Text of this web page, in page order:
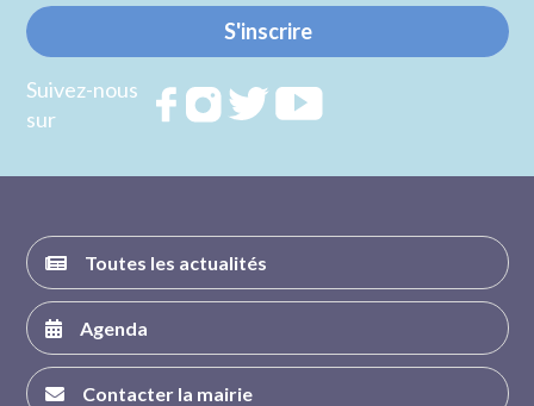
S'inscrire
Suivez-nous
sur
RejoignezRejoignezRejoignez
Toutes les actualités
Agenda
Contacter la mairie